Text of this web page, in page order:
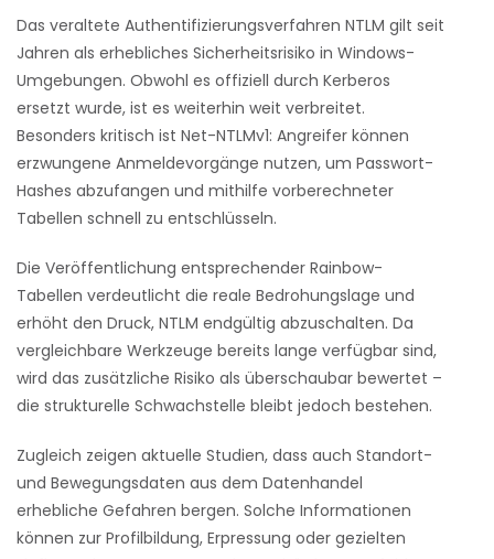
Das veraltete Authentifizierungsverfahren NTLM gilt seit
Jahren als erhebliches Sicherheitsrisiko in Windows-
Umgebungen. Obwohl es offiziell durch Kerberos
ersetzt wurde, ist es weiterhin weit verbreitet.
Besonders kritisch ist Net-NTLMv1: Angreifer können
erzwungene Anmeldevorgänge nutzen, um Passwort-
Hashes abzufangen und mithilfe vorberechneter
Tabellen schnell zu entschlüsseln.
Die Veröffentlichung entsprechender Rainbow-
Tabellen verdeutlicht die reale Bedrohungslage und
erhöht den Druck, NTLM endgültig abzuschalten. Da
vergleichbare Werkzeuge bereits lange verfügbar sind,
wird das zusätzliche Risiko als überschaubar bewertet –
die strukturelle Schwachstelle bleibt jedoch bestehen.
Zugleich zeigen aktuelle Studien, dass auch Standort-
und Bewegungsdaten aus dem Datenhandel
erhebliche Gefahren bergen. Solche Informationen
können zur Profilbildung, Erpressung oder gezielten